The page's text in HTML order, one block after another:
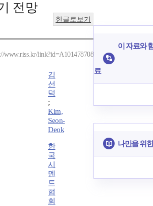
전망
한글로보기
www.riss.kr/link?id=A101478708
김
선
덕
;
Kim,
Seon-
Deok
한
국
시
멘
트
협
회
이 자료와
료
나만을 위